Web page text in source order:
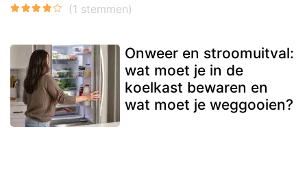
Onweer en stroomuitval:
wat moet je in de
koelkast bewaren en
wat moet je weggooien?